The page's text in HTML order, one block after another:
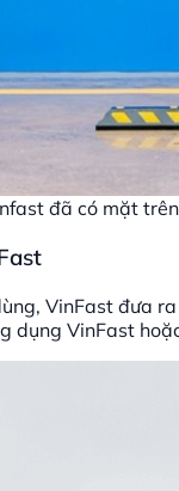
đã có mặt
VinFast đưa
dụng VinFast